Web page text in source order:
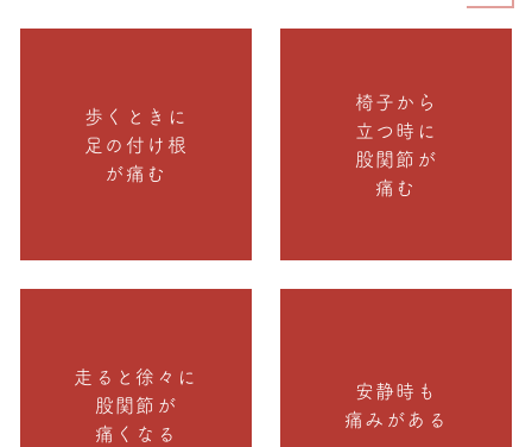
歩くときに
足の付け根
が痛む
椅子から
立つ時に
股関節が
痛む
走ると徐々に
股関節が
痛くなる
安静時も
痛みがある